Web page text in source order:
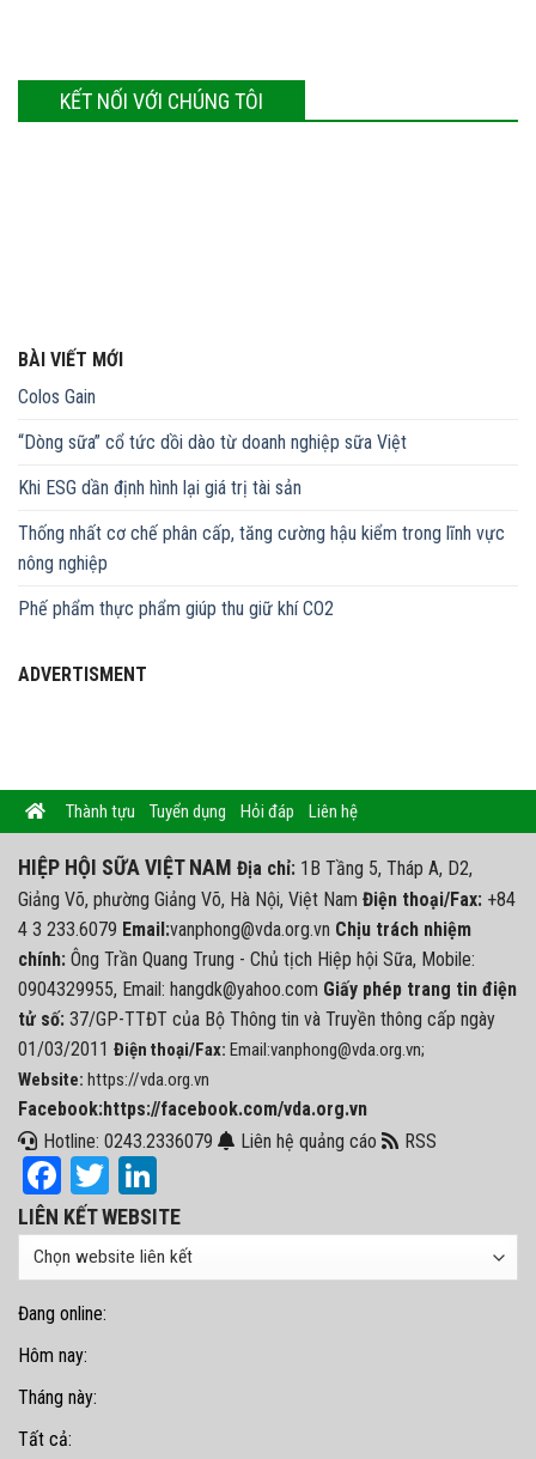
KẾT NỐI VỚI CHÚNG TÔI
BÀI VIẾT MỚI
Colos Gain
“Dòng sữa” cổ tức dồi dào từ doanh nghiệp sữa Việt
Khi ESG dần định hình lại giá trị tài sản
Thống nhất cơ chế phân cấp, tăng cường hậu kiểm trong lĩnh vực
nông nghiệp
Phế phẩm thực phẩm giúp thu giữ khí CO2
ADVERTISMENT
Thành tựu Tuyển dụng Hỏi đáp Liên hệ
HIỆP HỘI SỮA VIỆT NAM Địa chỉ: 1B Tầng 5, Tháp A, D2,
Giảng Võ, phường Giảng Võ, Hà Nội, Việt Nam Điện thoại/Fax: +84
4 3 233.6079 Email:vanphong@vda.org.vn Chịu trách nhiệm
chính: Ông Trần Quang Trung - Chủ tịch Hiệp hội Sữa, Mobile:
0904329955, Email: hangdk@yahoo.com Giấy phép trang tin điện
tử số: 37/GP-TTĐT của Bộ Thông tin và Truyền thông cấp ngày
01/03/2011 Điện thoại/Fax: Email:vanphong@vda.org.vn;
Website: https://vda.org.vn
Facebook:https://facebook.com/vda.org.vn
Hotline: 0243.2336079
Liên hệ quảng cáo RSS
Facebook
Twitter
LIÊN KẾT WEBSITE
Đang online:
Hôm nay:
Tháng này:
Tất cả: